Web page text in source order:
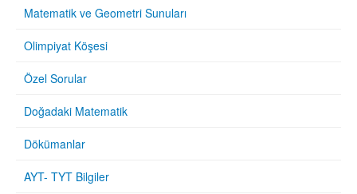
Matematik ve Geometri Sunuları
Olimpiyat Köşesi
Özel Sorular
Doğadaki Matematik
Dökümanlar
AYT- TYT Bilgiler